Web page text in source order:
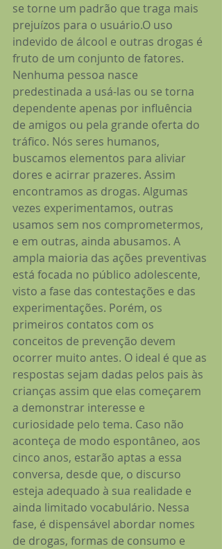
se torne um padrão que traga mais
prejuízos para o usuário.O uso
indevido de álcool e outras drogas é
fruto de um conjunto de fatores.
Nenhuma pessoa nasce
predestinada a usá-las ou se torna
dependente apenas por influência
de amigos ou pela grande oferta do
tráfico. Nós seres humanos,
buscamos elementos para aliviar
dores e acirrar prazeres. Assim
encontramos as drogas. Algumas
vezes experimentamos, outras
usamos sem nos comprometermos,
e em outras, ainda abusamos. A
ampla maioria das ações preventivas
está focada no público adolescente,
visto a fase das contestações e das
experimentações. Porém, os
primeiros contatos com os
conceitos de prevenção devem
ocorrer muito antes. O ideal é que as
respostas sejam dadas pelos pais às
crianças assim que elas começarem
a demonstrar interesse e
curiosidade pelo tema. Caso não
aconteça de modo espontâneo, aos
cinco anos, estarão aptas a essa
conversa, desde que, o discurso
esteja adequado à sua realidade e
ainda limitado vocabulário. Nessa
fase, é dispensável abordar nomes
de drogas, formas de consumo e